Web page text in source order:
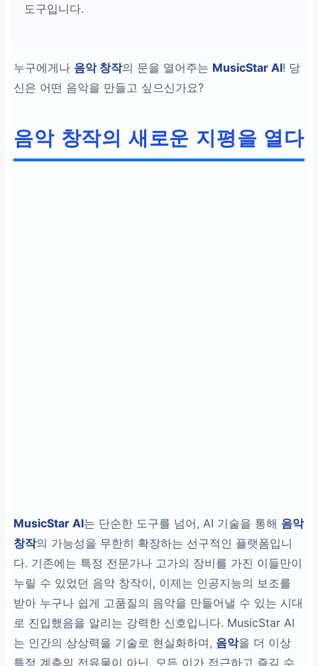
도구입니다.
누구에게나 음악 창작의 문을 열어주는 MusicStar AI! 당
신은 어떤 음악을 만들고 싶으신가요?
음악 창작의 새로운 지평을 열다
MusicStar AI는 단순한 도구를 넘어, AI 기술을 통해 음악
창작의 가능성을 무한히 확장하는 선구적인 플랫폼입니
다. 기존에는 특정 전문가나 고가의 장비를 가진 이들만이
누릴 수 있었던 음악 창작이, 이제는 인공지능의 보조를
받아 누구나 쉽게 고품질의 음악을 만들어낼 수 있는 시대
로 진입했음을 알리는 강력한 신호입니다. MusicStar AI
는 인간의 상상력을 기술로 현실화하며, 음악을 더 이상
특정 계층의 전유물이 아닌, 모든 이가 접근하고 즐길 수